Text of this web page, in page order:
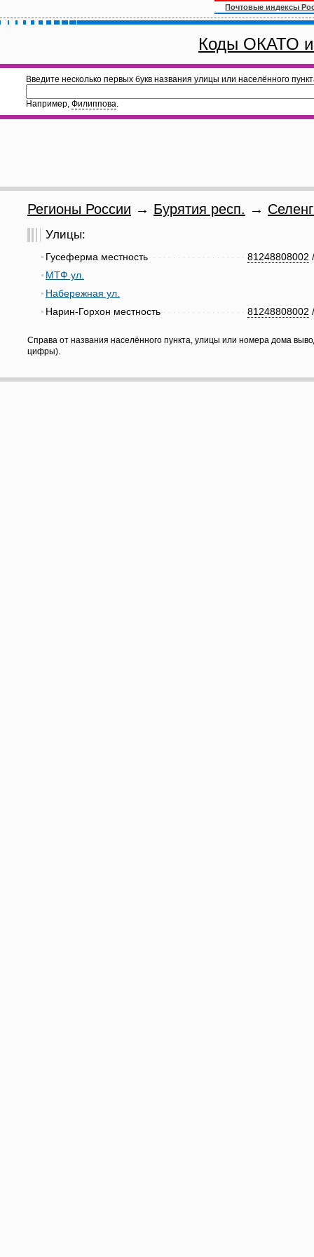
Почтовые индексы
Коды ОКАТО
Введите несколько первых букв названия улицы или населённого
Например, Филиппова.
Регионы России → Бурятия респ. →
Улицы:
81248808002
Гусеферма местность
МТФ ул.
Набережная ул.
81248808002
Нарин-Горхон местность
Справа от названия населённого пункта, улицы или номера дома
цифры).